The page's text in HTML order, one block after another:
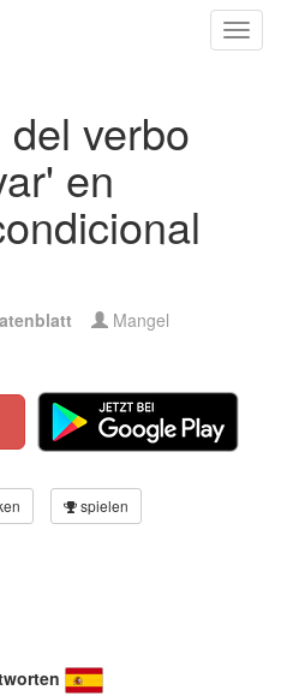
verbo
en
Mangel
spielen